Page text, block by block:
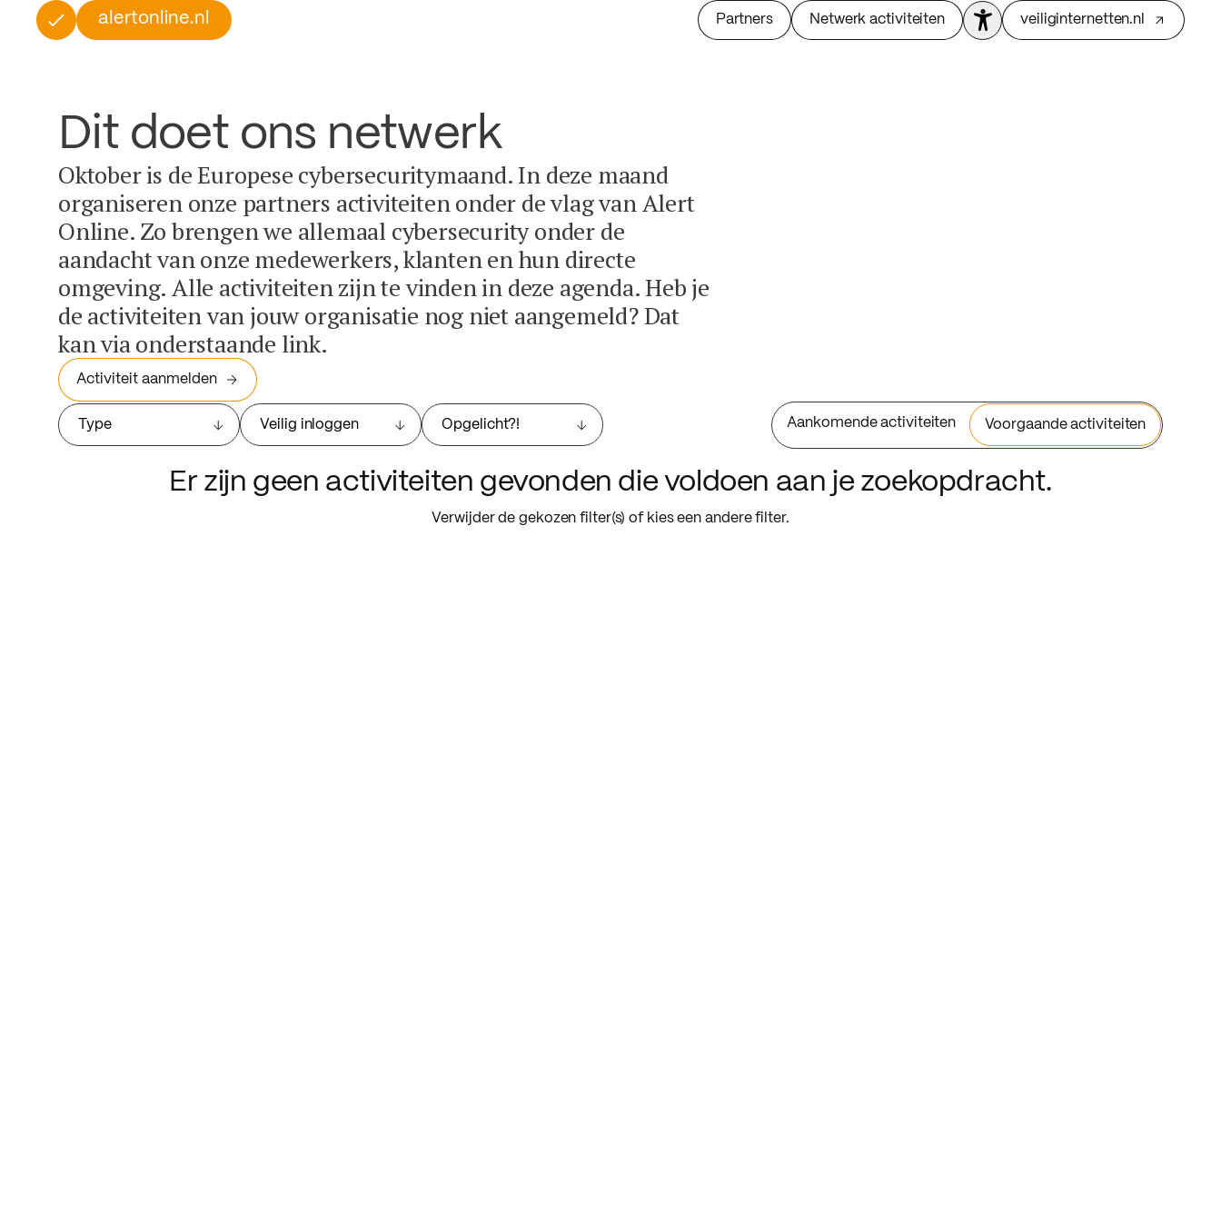
alertonline.nl Partners Netwerk activiteiten veiliginternetten.nl
Dit doet ons netwerk
Oktober is de Europese cybersecuritymaand. In deze maand
organiseren onze partners activiteiten onder de vlag van Alert
Online. Zo brengen we allemaal cybersecurity onder de
aandacht van onze medewerkers, klanten en hun directe
omgeving. Alle activiteiten zijn te vinden in deze agenda. Heb je
de activiteiten van jouw organisatie nog niet aangemeld? Dat
kan via onderstaande link.
Activiteit aanmelden
Type Veilig inloggen Opgelicht?! Aankomende activiteiten Voorgaande activiteiten
Er zijn geen activiteiten gevonden die voldoen aan je zoekopdracht.
Verwijder de gekozen filter(s) of kies een andere filter.